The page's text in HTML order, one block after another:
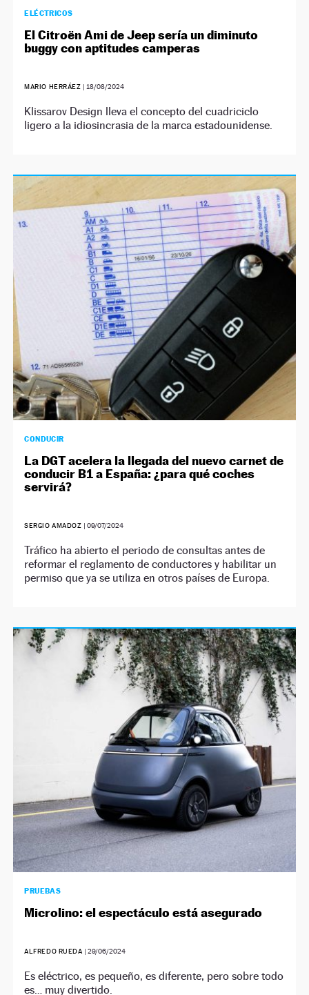
ELÉCTRICOS
El Citroën Ami de Jeep sería un diminuto
buggy con aptitudes camperas
MARIO HERRÁEZ | 18/08/2024
Klissarov Design lleva el concepto del cuadriciclo
ligero a la idiosincrasia de la marca estadounidense.
CONDUCIR
La DGT acelera la llegada del nuevo carnet de
conducir B1 a España: ¿para qué coches
servirá?
SERGIO AMADOZ | 09/07/2024
Tráfico ha abierto el periodo de consultas antes de
reformar el reglamento de conductores y habilitar un
permiso que ya se utiliza en otros países de Europa.
PRUEBAS
Microlino: el espectáculo está asegurado
ALFREDO RUEDA | 29/06/2024
Es eléctrico, es pequeño, es diferente, pero sobre todo
es… muy divertido.